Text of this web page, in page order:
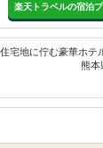
楽天トラベルの宿泊
の住宅地
熊本市北区